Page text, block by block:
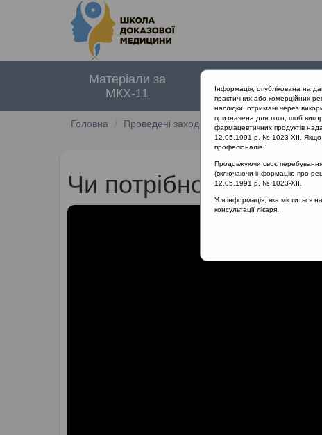
Матеріали за
МКХ-11
документи
Головна Проведені заходи Клінічний перебіг та
Чи потрібно
Інформація, опублікована на
практичних або комерційних
наслідки, отримані через
призначена для того, щоб
фармацевтичних продуктів
12.05.1991 р. № 1023-XII. Якщо
професіоналів.
Продовжуючи своє перебування
(включаючи інформацію про
12.05.1991 р. № 1023-XII.
Уся інформація, яка міститься
консультації лікаря.